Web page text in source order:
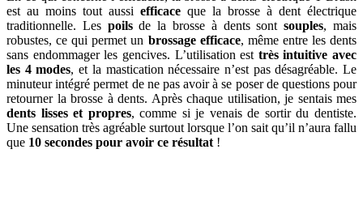
est au moins tout aussi efficace que la brosse à dent électrique
traditionnelle. Les poilsde la brosse à dents sontsouples, mais
robustes, ce qui permet un brossage efficace, même entre les dents
sans endommager les gencives. L’utilisation est très intuitive avec
les 4 modes, et la mastication nécessaire n’est pas désagréable. Le
minuteur intégré permet de ne pas avoir à se poser de questions pour
retourner la brosse à dents. Après chaque utilisation, je sentais mes
dents lisses et propres, comme si je venais de sortir du dentiste.
Une sensation très agréable surtout lorsque l’on sait qu’il n’aura fallu
que 10 secondes pour avoir ce résultat !